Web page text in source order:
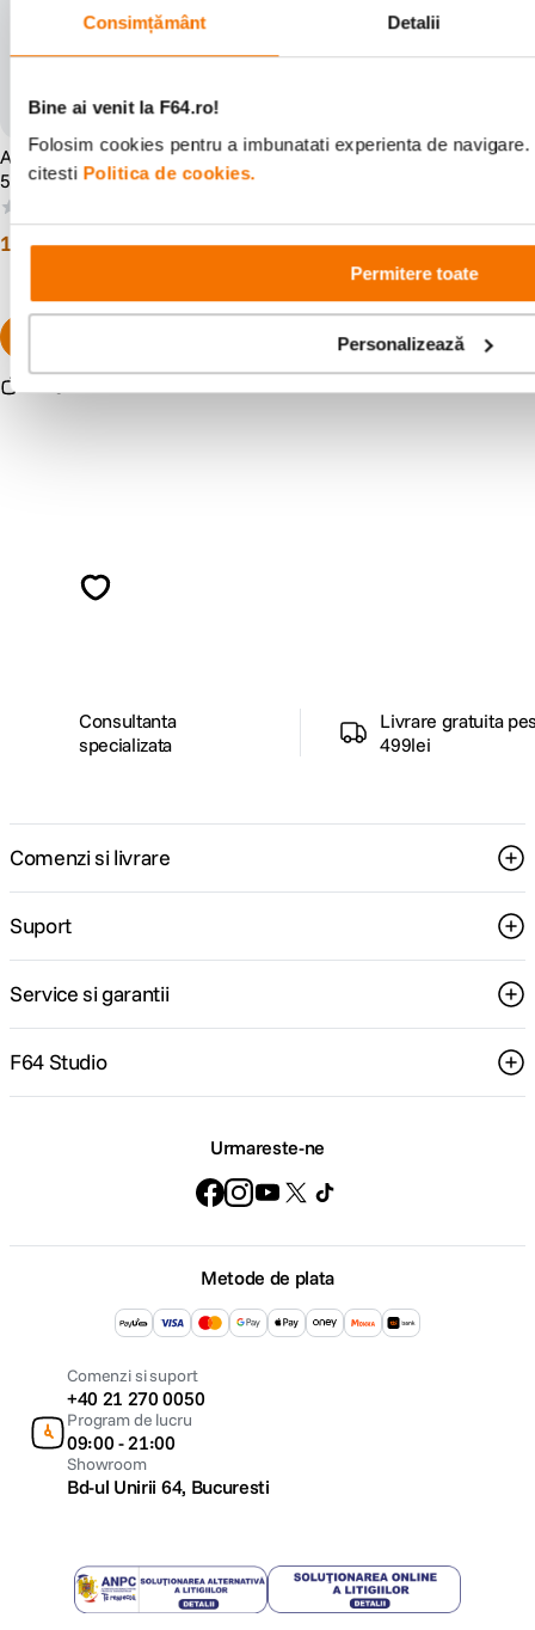
Consimțământ Detalii
Bine ai venit la F64.ro!
Folosim cookies pentru a imbunatati experienta de
citesti Politica de cookies.
Permitere toate
Personalizează
Atomos Shinobi GO Monitor
5'' 1500nits HDR HDMI
4K30p
1 499 lei
Feelworld F6 Plus V2
849 lei
Consultanta
specializata
Livrare gratuita
499lei
Comenzi si livrare
Suport
Service si garantii
F64 Studio
Urmareste-ne
Metode de plata
Comenzi si suport
+40 21 270 0050
Program de lucru
09:00 - 21:00
Showroom
Bd-ul Unirii 64, Bucuresti